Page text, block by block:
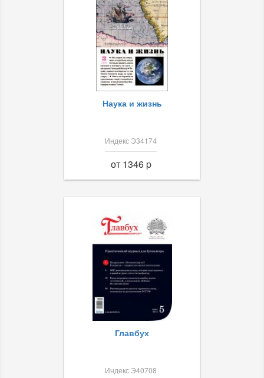
Наука и жизнь
Индекс Э34174
от 1346 p
Главбух
Индекс Э40708